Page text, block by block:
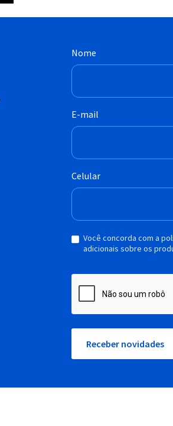
Nome
E-mail
Celular
Você concorda com a
adicionais sobre os
Receber novidades